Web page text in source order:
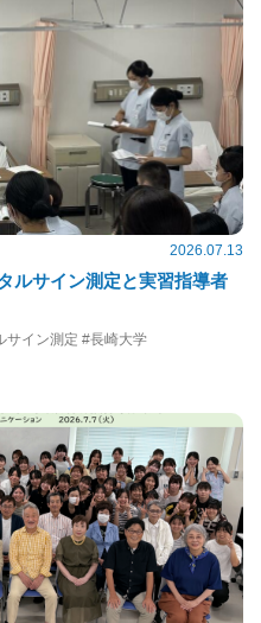
2026.07.13
ルサイン測定と実習指導者
サイン測定 #長崎大学